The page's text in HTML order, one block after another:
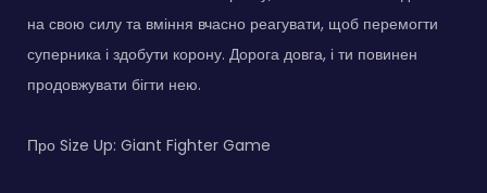
на свою силу та вміння вчасно реагувати, щоб перемогти
суперника і здобути корону. Дорога довга, і ти повинен
продовжувати бігти нею.
Про Size Up: Giant Fighter Game